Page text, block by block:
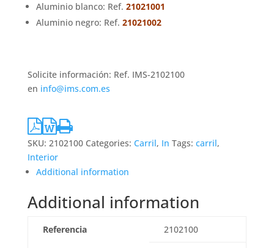
Aluminio blanco: Ref. 21021001
Aluminio negro: Ref. 21021002
Solicite información: Ref. IMS-2102100
en info@ims.com.es
SKU: 2102100 Categories: Carril, In Tags: carril,
Interior
Additional information
Additional information
Referencia 2102100